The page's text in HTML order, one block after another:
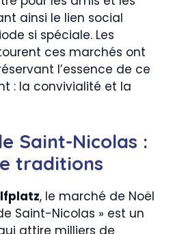
ainsi le lien social
si spéciale. Les
ces marchés ont
l’essence de ce
: la convivialité et la
Saint-Nicolas :
traditions
, le marché de Noël
Saint-Nicolas » est un
attire milliers de